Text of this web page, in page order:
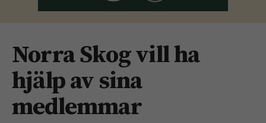
Norra Skog vill ha
hjälp av sina
medlemmar